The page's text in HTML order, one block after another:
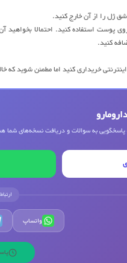
ژل را از آن خارج کنید.
پوست استفاده کنید. احتمالا
کنید.
خریداری کنید اما مطمئن شوید
واتساپ